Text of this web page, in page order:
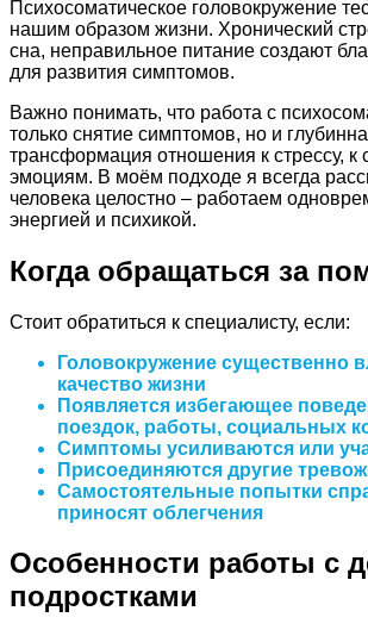
Психосоматическое головокружение
нашим образом жизни. Хронический
сна, неправильное питание создают
для развития симптомов.
Важно понимать, что работа с
только снятие симптомов, но и
трансформация отношения к стрессу, к
эмоциям. В моём подходе я всегда
человека целостно – работаем
энергией и психикой.
Когда обращаться за
Стоит обратиться к специалисту, если:
Головокружение существенно
качество жизни
Появляется избегающее
поездок, работы, социальных
Симптомы усиливаются или
Присоединяются другие
Самостоятельные попытки
приносят облегчения
Особенности работы с
подростками